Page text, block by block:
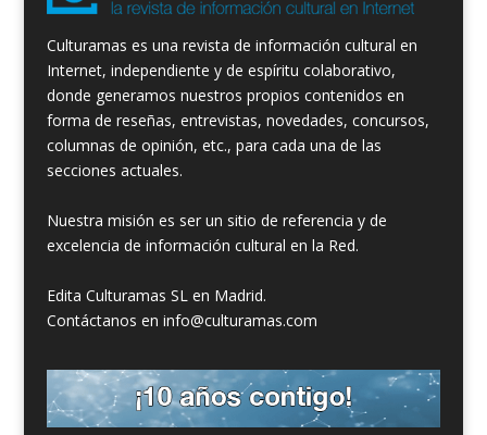
Culturamas es una revista de información cultural en
Internet, independiente y de espíritu colaborativo,
donde generamos nuestros propios contenidos en
forma de reseñas, entrevistas, novedades, concursos,
columnas de opinión, etc., para cada una de las
secciones actuales.
Nuestra misión es ser un sitio de referencia y de
excelencia de información cultural en la Red.
Edita Culturamas SL en Madrid.
Contáctanos en info@culturamas.com